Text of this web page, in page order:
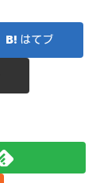
はてブ